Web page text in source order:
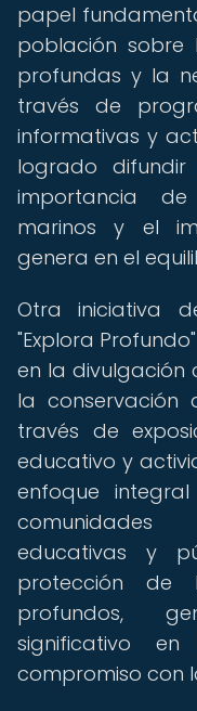
papel
población sobre
profundas y la
través de
informativas y
logrado
importancia
marinos y el
genera en el
Otra iniciativa
"Explora
en la divulgación
la conservación
través de
educativo y
enfoque
comunidades
educativas y
protección de
profundos,
significativo
compromiso con